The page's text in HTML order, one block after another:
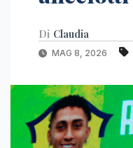
Di Claudia
MAG 8, 2026